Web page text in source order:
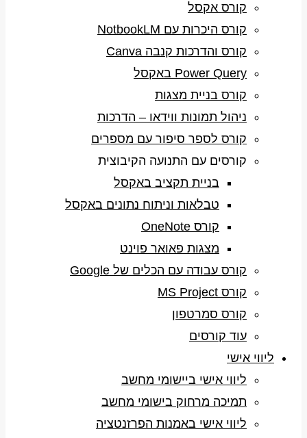
קורס אקסל
קורס היכרות עם NotbookLM
קורס והדרכות קנבה Canva
Power Query באקסל
קורס בניית מצגות
ניהול תמונות ווידאו – הדרכות
קורס לספר סיפור עם מספרים
קורסים עם התנועה הקיבוצית
בניית תקציב באקסל
טבלאות וניתוח נתונים באקסל
קורס OneNote
מצגות פאואר פוינט
קורס עבודה עם הכלים של Google
קורס MS Project
קורס סמרטפון
עוד קורסים
ליווי אישי
ליווי אישי ביישומי מחשב
תמיכה מרחוק בישומי מחשב
ליווי אישי באמנות הפרזנטציה